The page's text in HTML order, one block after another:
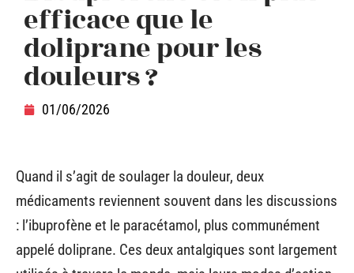
efficace que le
doliprane pour les
douleurs ?
01/06/2026
Quand il s’agit de soulager la douleur, deux
médicaments reviennent souvent dans les discussions
: l’ibuprofène et le paracétamol, plus communément
appelé doliprane. Ces deux antalgiques sont largement